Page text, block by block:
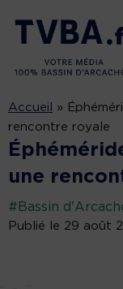
Accueil »
rencontre royale
une
#Bassin
Publié le 29 août